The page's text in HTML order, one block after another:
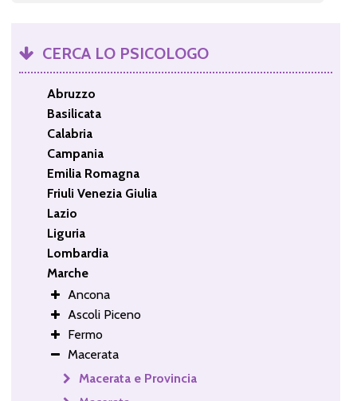
CERCA LO PSICOLOGO
Abruzzo
Basilicata
Calabria
Campania
Emilia Romagna
Friuli Venezia Giulia
Lazio
Liguria
Lombardia
Marche
Ancona
Ascoli Piceno
Fermo
Macerata
Macerata e Provincia